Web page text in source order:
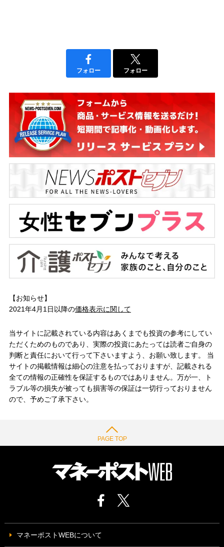
フォロー フォロー
【お知らせ】
2021年4月1日以降の価格表示に関して
当サイトに記載されている内容はあくまでも投資の参考にしてい
ただくためのものであり、実際の投資にあたっては読者ご自身の
判断と責任において行って下さいますよう、お願い致します。 当
サイトの掲載情報は細心の注意を払っておりますが、記載される
全ての情報の正確性を保証するものではありません。万が一、ト
ラブル等の損失が被っても損害等の保証は一切行っておりません
ので、予めご了承下さい。
PAGE TOP
マネーポストWEBについて